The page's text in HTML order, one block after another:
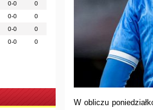
0-0
0
0-0
0
0-0
0
0-0 0
W obliczu